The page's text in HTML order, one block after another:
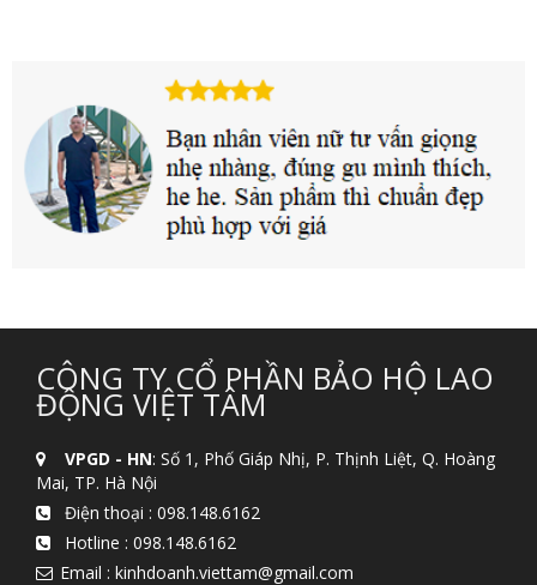
CÔNG TY CỔ PHẦN BẢO HỘ LAO
ĐỘNG VIỆT TÂM
VPGD - HN: Số 1, Phố Giáp Nhị, P. Thịnh Liệt, Q. Hoàng
Mai, TP. Hà Nội
Điện thoại : 098.148.6162
Hotline : 098.148.6162
Email : kinhdoanh.viettam@gmail.com